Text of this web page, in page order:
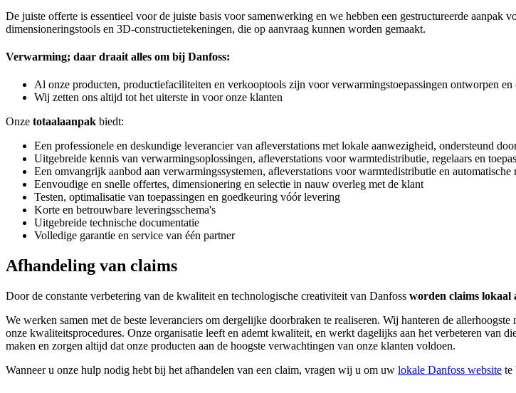
De juiste offerte is essentieel voor de juiste basis voor samenwerking en we hebben een gestructureerde
dimensioneringstools en 3D-constructietekeningen, die op aanvraag kunnen worden gemaakt.
Verwarming; daar draait alles om bij Danfoss:
Al onze producten, productiefaciliteiten en verkooptools zijn voor verwarmingstoepassingen ontworpen
Wij zetten ons altijd tot het uiterste in voor onze klanten
Onze totaalaanpak biedt:
Een professionele en deskundige leverancier van afleverstations met lokale aanwezigheid, ondersteund
Uitgebreide kennis van verwarmingsoplossingen, afleverstations voor warmtedistributie, regelaars en
Een omvangrijk aanbod aan verwarmingssystemen, afleverstations voor warmtedistributie en automatische
Eenvoudige en snelle offertes, dimensionering en selectie in nauw overleg met de klant
Testen, optimalisatie van toepassingen en goedkeuring vóór levering
Korte en betrouwbare leveringsschema's
Uitgebreide technische documentatie
Volledige garantie en service van één partner
Afhandeling van claims
Door de constante verbetering van de kwaliteit en technologische creativiteit van Danfoss worden claims lokaal
We werken samen met de beste leveranciers om dergelijke doorbraken te realiseren. Wij hanteren de
onze kwaliteitsprocedures. Onze organisatie leeft en ademt kwaliteit, en werkt dagelijks aan het verbeteren
maken en zorgen altijd dat onze producten aan de hoogste verwachtingen van onze klanten voldoen.
Wanneer u onze hulp nodig hebt bij het afhandelen van een claim, vragen wij u om uw lokale Danfoss website te